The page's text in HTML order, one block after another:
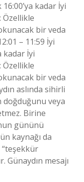
kadar İyi
Özellikle
bir veda
– 11:59 İyi
kadar İyi
Özellikle
bir veda
aslında sihirli
doğduğunu veya
Birine
gününü
kaynağı da
“teşekkür
Günaydın mesajı